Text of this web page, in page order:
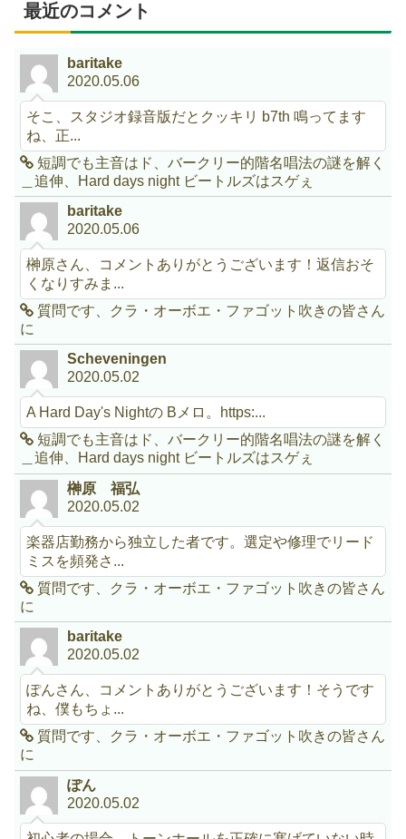
最近のコメント
baritake
2020.05.06
そこ、スタジオ録音版だとクッキリ b7th 鳴ってます
ね、正...
短調でも主音はド、バークリー的階名唱法の謎を解く
＿追伸、Hard days night ビートルズはスゲぇ
baritake
2020.05.06
榊原さん、コメントありがとうございます！返信おそ
くなりすみま...
質問です、クラ・オーボエ・ファゴット吹きの皆さん
に
Scheveningen
2020.05.02
A Hard Day's Nightの Bメロ。https:...
短調でも主音はド、バークリー的階名唱法の謎を解く
＿追伸、Hard days night ビートルズはスゲぇ
榊原 福弘
2020.05.02
楽器店勤務から独立した者です。選定や修理でリード
ミスを頻発さ...
質問です、クラ・オーボエ・ファゴット吹きの皆さん
に
baritake
2020.05.02
ぽんさん、コメントありがとうございます！そうです
ね、僕もちょ...
質問です、クラ・オーボエ・ファゴット吹きの皆さん
に
ぽん
2020.05.02